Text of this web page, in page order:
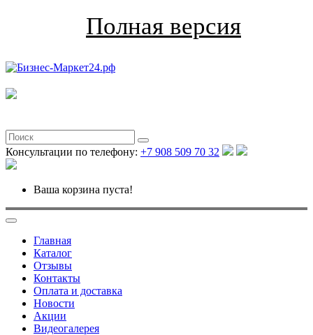
Полная версия
Консультации по телефону: +7 908 509 70 32
Ваша корзина пуста!
Главная
Каталог
Отзывы
Контакты
Оплата и доставка
Новости
Акции
Видеогалерея